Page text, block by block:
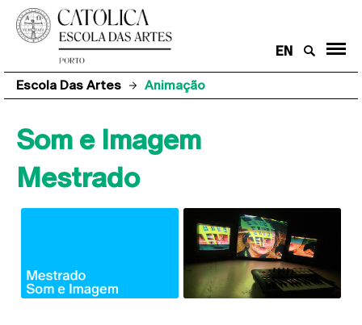
EN
Escola Das Artes Animação
Som e Imagem
Mestrado